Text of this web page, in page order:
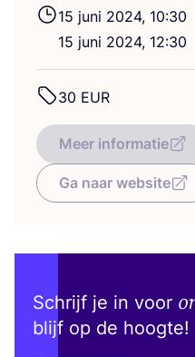
15 juni 2024, 10:30
15 juni 2024, 12:30
30 EUR
Meer informatie
Ga naar website
Schrijf je in voor
blijf op de hoogte!